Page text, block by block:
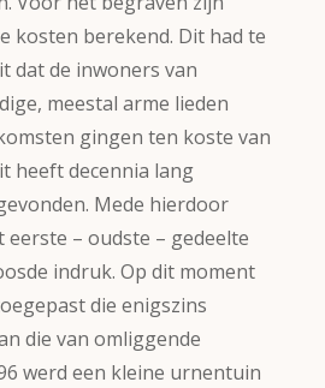
kosten berekend. Dit had te
dat de inwoners van
meestal arme lieden
gingen ten koste van
heeft decennia lang
Mede hierdoor
– oudste – gedeelte
indruk. Op dit moment
die enigszins
die van omliggende
werd een kleine urnentuin